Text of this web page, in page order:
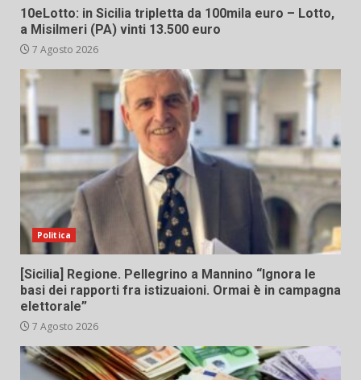
10eLotto: in Sicilia tripletta da 100mila euro – Lotto,
a Misilmeri (PA) vinti 13.500 euro
7 Agosto 2026
Politica
[Sicilia] Regione. Pellegrino a Mannino “Ignora le
basi dei rapporti fra istizuaioni. Ormai è in campagna
elettorale”
7 Agosto 2026